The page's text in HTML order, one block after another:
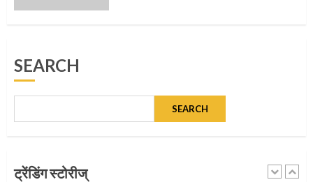
SEARCH
SEARCH
ट्रेंडिंग स्टोरीज्
5
1